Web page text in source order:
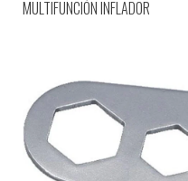
MULTIFUNCIÓN INFLADOR